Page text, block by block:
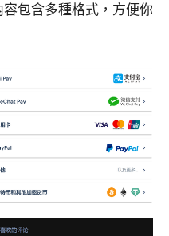
包含多種格式，方便你